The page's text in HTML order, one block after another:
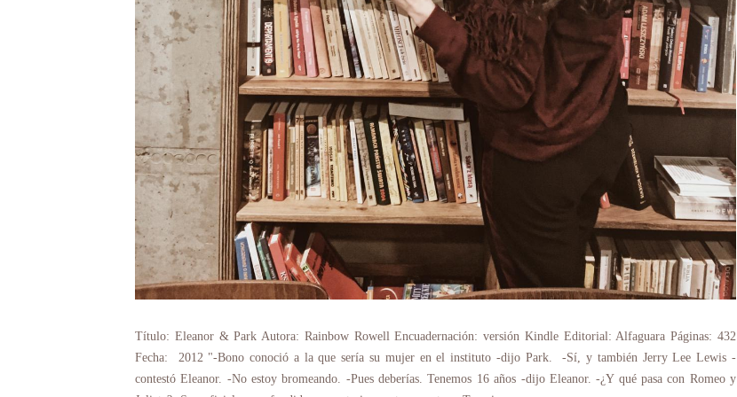
Título: Eleanor & Park Autora: Rainbow Rowell Encuadernación: versión Kindle Editorial: Alfaguara Páginas: 432
Fecha: 2012 "-Bono conoció a la que sería su mujer en el instituto -dijo Park. -Sí, y también Jerry Lee Lewis -
contestó Eleanor. -No estoy bromeando. -Pues deberías. Tenemos 16 años -dijo Eleanor. -¿Y qué pasa con Romeo y